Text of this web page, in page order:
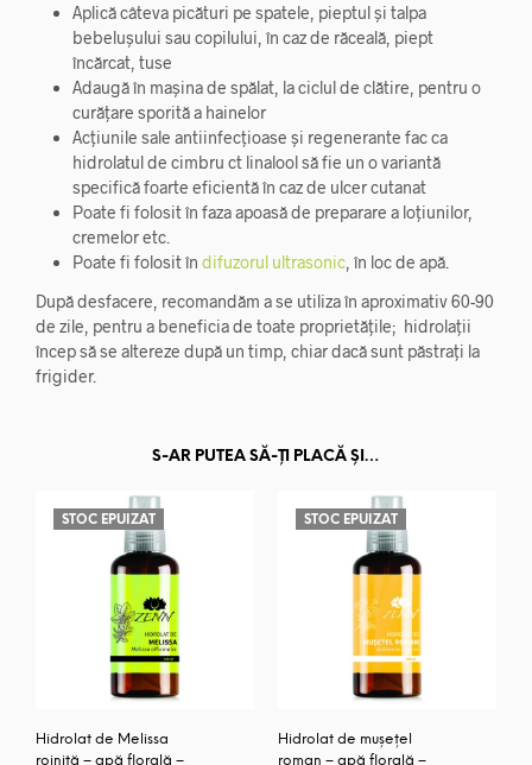
Aplică câteva picături pe spatele, pieptul și talpa
bebelușului sau copilului, în caz de răceală, piept
încărcat, tuse
Adaugă în mașina de spălat, la ciclul de clătire, pentru o
curățare sporită a hainelor
Acțiunile sale antiinfecțioase și regenerante fac ca
hidrolatul de cimbru ct linalool să fie un o variantă
specifică foarte eficientă în caz de ulcer cutanat
Poate fi folosit în faza apoasă de preparare a loțiunilor,
cremelor etc.
Poate fi folosit în difuzorul ultrasonic, în loc de apă.
După desfacere, recomandăm a se utiliza în aproximativ 60-90
de zile, pentru a beneficia de toate proprietățile; hidrolații
încep să se altereze după un timp, chiar dacă sunt păstrați la
frigider.
S-AR PUTEA SĂ-ȚI PLACĂ ȘI…
STOC EPUIZAT
Hidrolat de Melissa
roiniță – apă florală –
STOC EPUIZAT
Hidrolat de mușețel
roman – apă florală –